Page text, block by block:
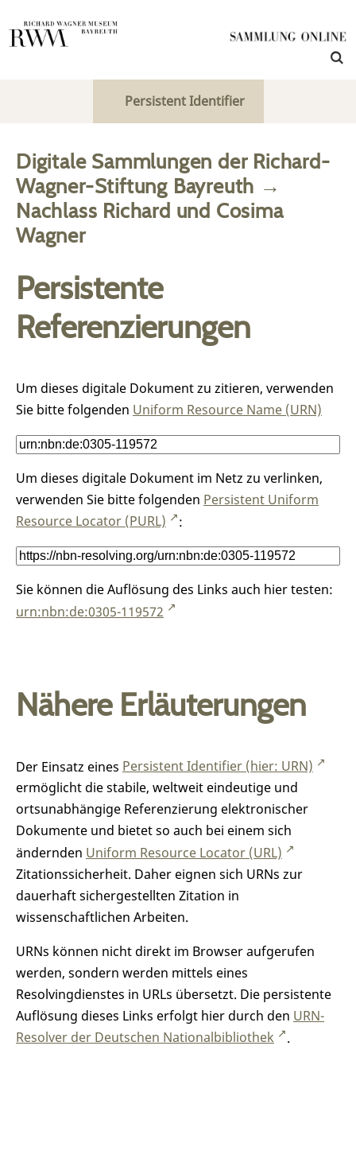
Persistent Identifier
Digitale Sammlungen der Richard-
Wagner-Stiftung Bayreuth →
Nachlass Richard und Cosima
Wagner
Persistente
Referenzierungen
Um dieses digitale Dokument zu zitieren, verwenden
Sie bitte folgenden Uniform Resource Name (URN)
Um dieses digitale Dokument im Netz zu verlinken,
verwenden Sie bitte folgenden Persistent Uniform
Resource Locator (PURL)
:
Sie können die Auflösung des Links auch hier testen:
urn:nbn:de:0305-119572
Nähere Erläuterungen
Der Einsatz eines Persistent Identifier (hier: URN)
ermöglicht die stabile, weltweit eindeutige und
ortsunabhängige Referenzierung elektronischer
Dokumente und bietet so auch bei einem sich
ändernden Uniform Resource Locator (URL)
Zitationssicherheit. Daher eignen sich URNs zur
dauerhaft sichergestellten Zitation in
wissenschaftlichen Arbeiten.
URNs können nicht direkt im Browser aufgerufen
werden, sondern werden mittels eines
Resolvingdienstes in URLs übersetzt. Die persistente
Auflösung dieses Links erfolgt hier durch den URN-
Resolver der Deutschen Nationalbibliothek
.